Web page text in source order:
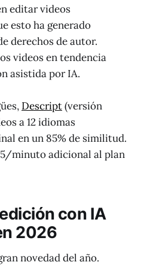
editar videos
esto ha generado
derechos de autor.
videos en tendencia
asistida por IA.
Descript(versión
a 12 idiomas
en un 85% de similitud.
minuto adicional al plan
con IA
2026
novedad del año.